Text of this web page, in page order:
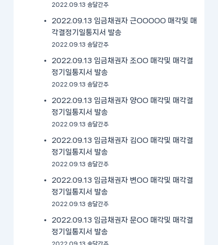
2022.09.13 송달간주
2022.09.13 임금채권자 근OOOOO 매각및 매
각결정기일통지서 발송
2022.09.13 송달간주
2022.09.13 임금채권자 조OO 매각및 매각결
정기일통지서 발송
2022.09.13 송달간주
2022.09.13 임금채권자 양OO 매각및 매각결
정기일통지서 발송
2022.09.13 송달간주
2022.09.13 임금채권자 김OO 매각및 매각결
정기일통지서 발송
2022.09.13 송달간주
2022.09.13 임금채권자 변OO 매각및 매각결
정기일통지서 발송
2022.09.13 송달간주
2022.09.13 임금채권자 문OO 매각및 매각결
정기일통지서 발송
2022.09.13 송달간주